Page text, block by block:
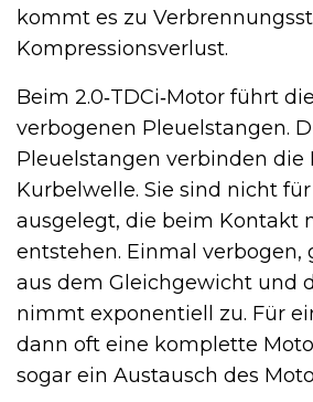
kommt es zu
Kompressionsverlust.
Beim 2.0‑TDCi‑Motor führt
verbogenen Pleuelstangen.
Pleuelstangen verbinden die
Kurbelwelle. Sie sind nicht
ausgelegt, die beim Kontakt
entstehen. Einmal verbogen,
aus dem Gleichgewicht und
nimmt exponentiell zu. Für
dann oft eine komplette
sogar ein Austausch des